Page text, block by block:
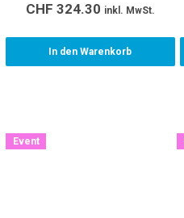
CHF 324.30 inkl. MwSt.
In den Warenkorb
Event